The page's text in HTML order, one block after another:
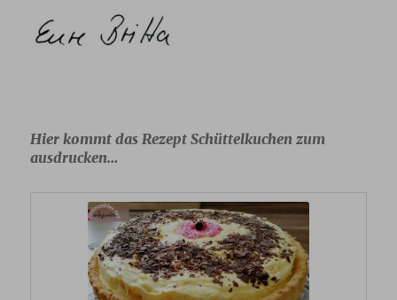
Hier kommt das Rezept Schüttelkuchen zum
ausdrucken…